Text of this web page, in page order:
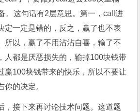
。这句话有2层意思。第一，call进
定一定是错的，反之，赢了也不表
所以，赢了不用沾沾自喜，输了不
人都是厌恶损失的，输掉100块钱带
赢100块钱带来的快乐，所以不要让
你的决定。
，接下来再讨论技术问题。这道题